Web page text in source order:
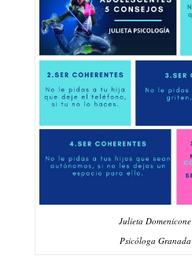
Julieta Domenicone
Psicóloga Granada